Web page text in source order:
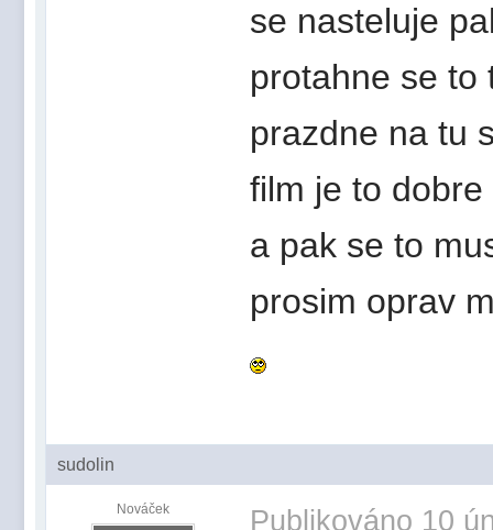
se nasteluje
protahne se to
prazdne na tu
film je to
a pak se to
prosim oprav
sudolin
Nováček Publikováno 10